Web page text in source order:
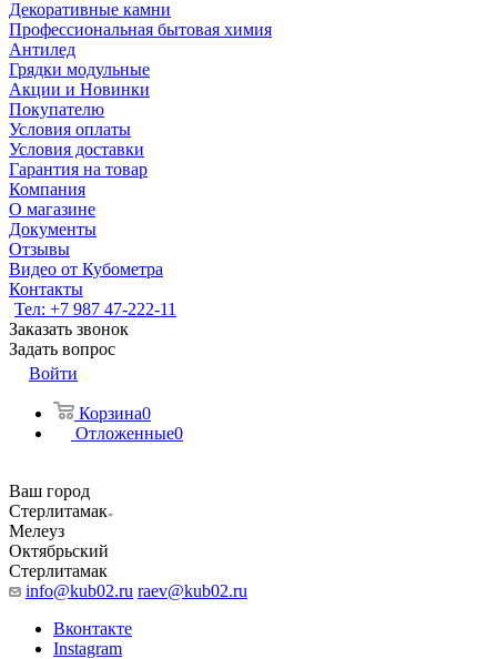
Декоративные камни
Профессиональная бытовая химия
Антилед
Грядки модульные
Акции и Новинки
Покупателю
Условия оплаты
Условия доставки
Гарантия на товар
Компания
О магазине
Документы
Отзывы
Видео от Кубометра
Контакты
Тел: +7 987 47-222-11
Заказать звонок
Задать вопрос
Войти
Корзина0
Отложенные0
Ваш город
Стерлитамак
Мелеуз
Октябрьский
Стерлитамак
info@kub02.ru raev@kub02.ru
Вконтакте
Instagram